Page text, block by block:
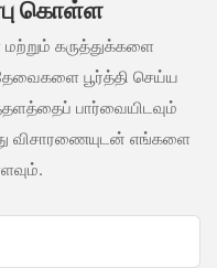
கொள்ள
மற்றும் கருத்துக்களை
பூர்த்தி செய்ய
பார்வையிடவும்
விசாரணையுடன் எங்களை